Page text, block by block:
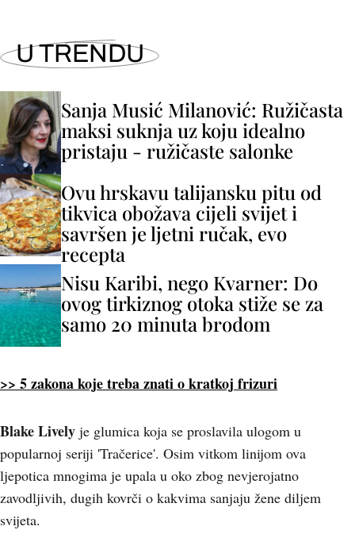
U TRENDU
Sanja Musić Milanović: Ružičasta
maksi suknja uz koju idealno
pristaju - ružičaste salonke
Ovu hrskavu talijansku pitu od
tikvica obožava cijeli svijet i
savršen je ljetni ručak, evo
recepta
Nisu Karibi, nego Kvarner: Do
ovog tirkiznog otoka stiže se za
samo 20 minuta brodom
>> 5 zakona koje treba znati o kratkoj frizuri
Blake Lively je glumica koja se proslavila ulogom u
popularnoj seriji 'Tračerice'. Osim vitkom linijom ova
ljepotica mnogima je upala u oko zbog nevjerojatno
zavodljivih, dugih kovrči o kakvima sanjaju žene diljem
svijeta.